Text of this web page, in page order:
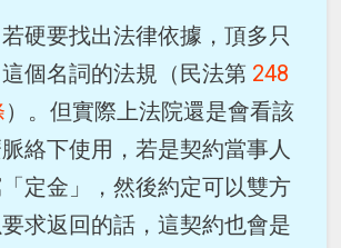
硬要找出法律依據，頂多只
個名詞的法規（民法第 248
）。但實際上法院還是會看該
絡下使用，若是契約當事人
定金」，然後約定可以雙方
求返回的話，這契約也會是